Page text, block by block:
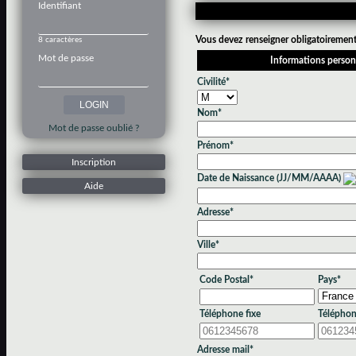
Identifiant
8 caractères
Mot de passe
Mot de passe oublié ?
Inscription
Aide
Vous devez renseigner
Informations
Civilité*
Nom*
Prénom*
Date de Naissance (JJ/MM/AAAA)
Adresse*
Ville*
Code Postal* Pays*
Téléphone fixe
Adresse mail*